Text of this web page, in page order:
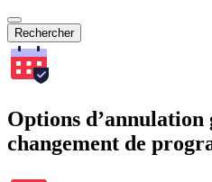
Rechercher
Options d’annulation
changement de